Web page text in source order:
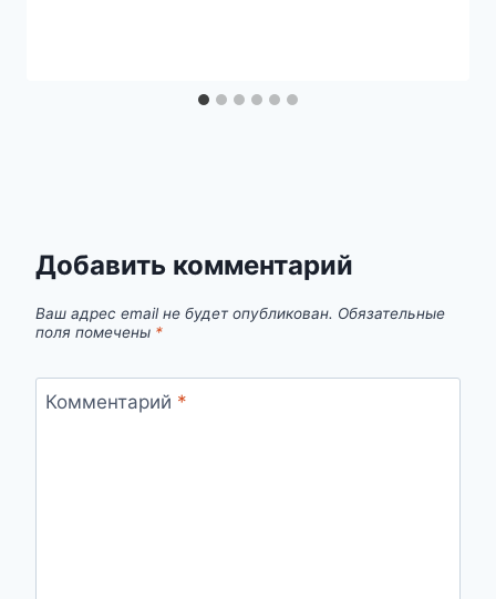
Добавить комментарий
Ваш адрес email не будет опубликован. Обязательные
поля помечены *
Комментарий *